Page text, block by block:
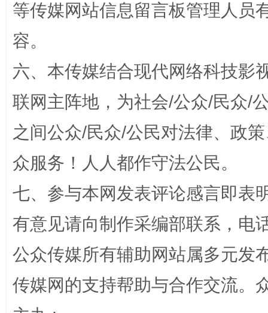
完善运行机制助力责任有效落实 一纸欠
等传媒网站信息留言板管理人员
容。
六、本传媒结合现代网络科技影
联网主阵地，为社会/公众/民众/
之间公众/民众/公民对法律、政
众服务！人人都作守法公民。
七、参与本网发表评论感言即表
有意见请向制作采编部联系，电
公众传媒所有辅助网站属多元发
传媒网的支持帮助与合作交流。